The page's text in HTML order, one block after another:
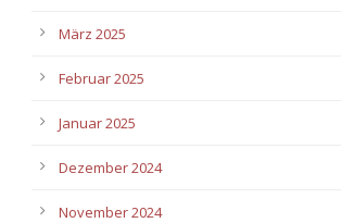
März 2025
Februar 2025
Januar 2025
Dezember 2024
November 2024